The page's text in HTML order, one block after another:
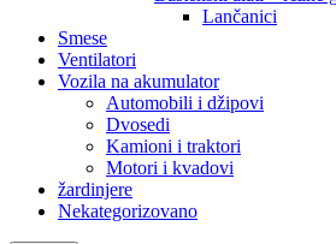
Lančanici
Smese
Ventilatori
Vozila na akumulator
Automobili i džipovi
Dvosedi
Kamioni i traktori
Motori i kvadovi
žardinjere
Nekategorizovano